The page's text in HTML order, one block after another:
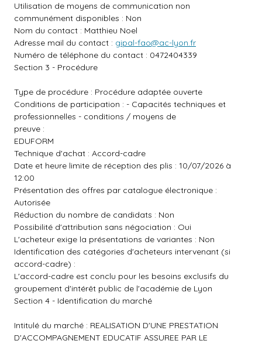
Utilisation de moyens de communication non
communément disponibles : Non
Nom du contact : Matthieu Noel
Adresse mail du contact : gipal-fao@ac-lyon.fr
Numéro de téléphone du contact : 0472404339
Section 3 - Procédure
Type de procédure : Procédure adaptée ouverte
Conditions de participation : - Capacités techniques et
professionnelles - conditions / moyens de
preuve :
EDUFORM
Technique d'achat : Accord-cadre
Date et heure limite de réception des plis : 10/07/2026 à
12:00
Présentation des offres par catalogue électronique :
Autorisée
Réduction du nombre de candidats : Non
Possibilité d'attribution sans négociation : Oui
L'acheteur exige la présentations de variantes : Non
Identification des catégories d'acheteurs intervenant (si
accord-cadre) :
L'accord-cadre est conclu pour les besoins exclusifs du
groupement d'intérêt public de l'académie de Lyon
Section 4 - Identification du marché
Intitulé du marché : REALISATION D'UNE PRESTATION
D'ACCOMPAGNEMENT EDUCATIF ASSUREE PAR LE